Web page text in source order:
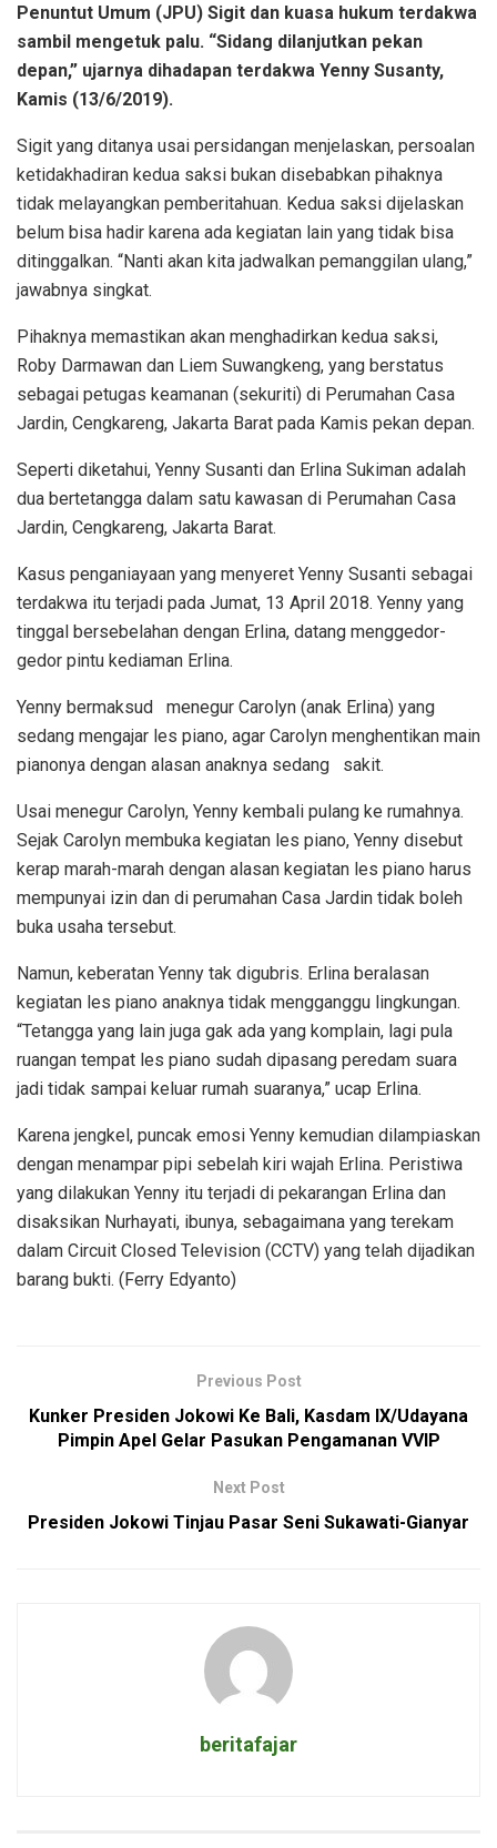
Penuntut Umum (JPU) Sigit dan kuasa hukum terdakwa
sambil mengetuk palu. “Sidang dilanjutkan pekan
depan,” ujarnya dihadapan terdakwa Yenny Susanty,
Kamis (13/6/2019).
Sigit yang ditanya usai persidangan menjelaskan, persoalan
ketidakhadiran kedua saksi bukan disebabkan pihaknya
tidak melayangkan pemberitahuan. Kedua saksi dijelaskan
belum bisa hadir karena ada kegiatan lain yang tidak bisa
ditinggalkan. “Nanti akan kita jadwalkan pemanggilan ulang,”
jawabnya singkat.
Pihaknya memastikan akan menghadirkan kedua saksi,
Roby Darmawan dan Liem Suwangkeng, yang berstatus
sebagai petugas keamanan (sekuriti) di Perumahan Casa
Jardin, Cengkareng, Jakarta Barat pada Kamis pekan depan.
Seperti diketahui, Yenny Susanti dan Erlina Sukiman adalah
dua bertetangga dalam satu kawasan di Perumahan Casa
Jardin, Cengkareng, Jakarta Barat.
Kasus penganiayaan yang menyeret Yenny Susanti sebagai
terdakwa itu terjadi pada Jumat, 13 April 2018. Yenny yang
tinggal bersebelahan dengan Erlina, datang menggedor-
gedor pintu kediaman Erlina.
Yenny bermaksud menegur Carolyn (anak Erlina) yang
sedang mengajar les piano, agar Carolyn menghentikan main
pianonya dengan alasan anaknya sedang sakit.
Usai menegur Carolyn, Yenny kembali pulang ke rumahnya.
Sejak Carolyn membuka kegiatan les piano, Yenny disebut
kerap marah-marah dengan alasan kegiatan les piano harus
mempunyai izin dan di perumahan Casa Jardin tidak boleh
buka usaha tersebut.
Namun, keberatan Yenny tak digubris. Erlina beralasan
kegiatan les piano anaknya tidak mengganggu lingkungan.
“Tetangga yang lain juga gak ada yang komplain, lagi pula
ruangan tempat les piano sudah dipasang peredam suara
jadi tidak sampai keluar rumah suaranya,” ucap Erlina.
Karena jengkel, puncak emosi Yenny kemudian dilampiaskan
dengan menampar pipi sebelah kiri wajah Erlina. Peristiwa
yang dilakukan Yenny itu terjadi di pekarangan Erlina dan
disaksikan Nurhayati, ibunya, sebagaimana yang terekam
dalam Circuit Closed Television (CCTV) yang telah dijadikan
barang bukti. (Ferry Edyanto)
Previous Post
Kunker Presiden Jokowi Ke Bali, Kasdam IX/Udayana
Pimpin Apel Gelar Pasukan Pengamanan VVIP
Next Post
Presiden Jokowi Tinjau Pasar Seni Sukawati-Gianyar
beritafajar